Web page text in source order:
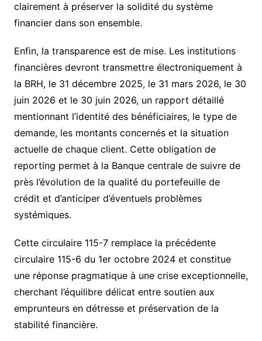
clairement à préserver la solidité du système
financier dans son ensemble.
Enfin, la transparence est de mise. Les institutions
financières devront transmettre électroniquement à
la BRH, le 31 décembre 2025, le 31 mars 2026, le 30
juin 2026 et le 30 juin 2026, un rapport détaillé
mentionnant l’identité des bénéficiaires, le type de
demande, les montants concernés et la situation
actuelle de chaque client. Cette obligation de
reporting permet à la Banque centrale de suivre de
près l’évolution de la qualité du portefeuille de
crédit et d’anticiper d’éventuels problèmes
systémiques.
Cette circulaire 115-7 remplace la précédente
circulaire 115-6 du 1er octobre 2024 et constitue
une réponse pragmatique à une crise exceptionnelle,
cherchant l’équilibre délicat entre soutien aux
emprunteurs en détresse et préservation de la
stabilité financière.